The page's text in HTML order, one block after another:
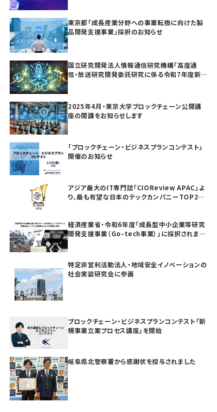
東京都「成長産業分野への事業転換に向けた製
品開発支援事業」採択のお知らせ
国立研究開発法人情報通信研究機構「高度通
信・放送研究開発委託研究に係る令和7年度新
2025年4月・東京大学ブロックチェーン公開講
座の開講をお知らせします
「ブロックチェーン・ビジネスプランコンテスト」
開催のお知らせ
アジア最大のIT専門誌「CIOReview APAC」よ
り、最も有望な日本のテックカンパニーTOP20
経済産業省・令和6年度「成長型中小企業等研究
開発支援事業（Go-tech事業）」に採択されまし
特定非営利活動法人・地域安全イノベーションの
社会実装研究会に参画
ブロックチェーン・ビジネスプランコンテスト「新
規事業立案プロセス講座」を開始
岐阜県北警察署から感謝状を授与されました